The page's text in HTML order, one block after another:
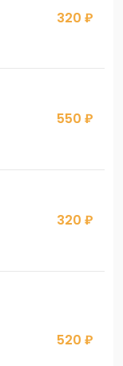
320 ₽
550 ₽
320 ₽
520 ₽